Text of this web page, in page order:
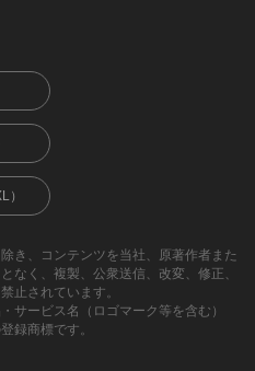
き、コンテンツを当社、原著作者また
なく、複製、公衆送信、改変、修正、
止されています。
サービス名（ロゴマーク等を含む）
録商標です。